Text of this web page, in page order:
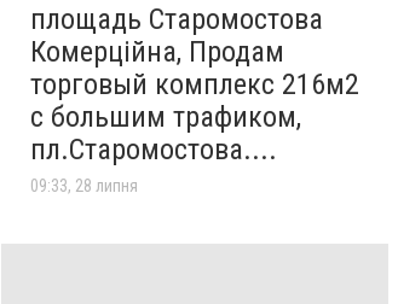
площадь Старомостова
Комерційна, Продам
торговый комплекс 216м2
с большим трафиком,
пл.Старомостова....
09:33, 28 липня